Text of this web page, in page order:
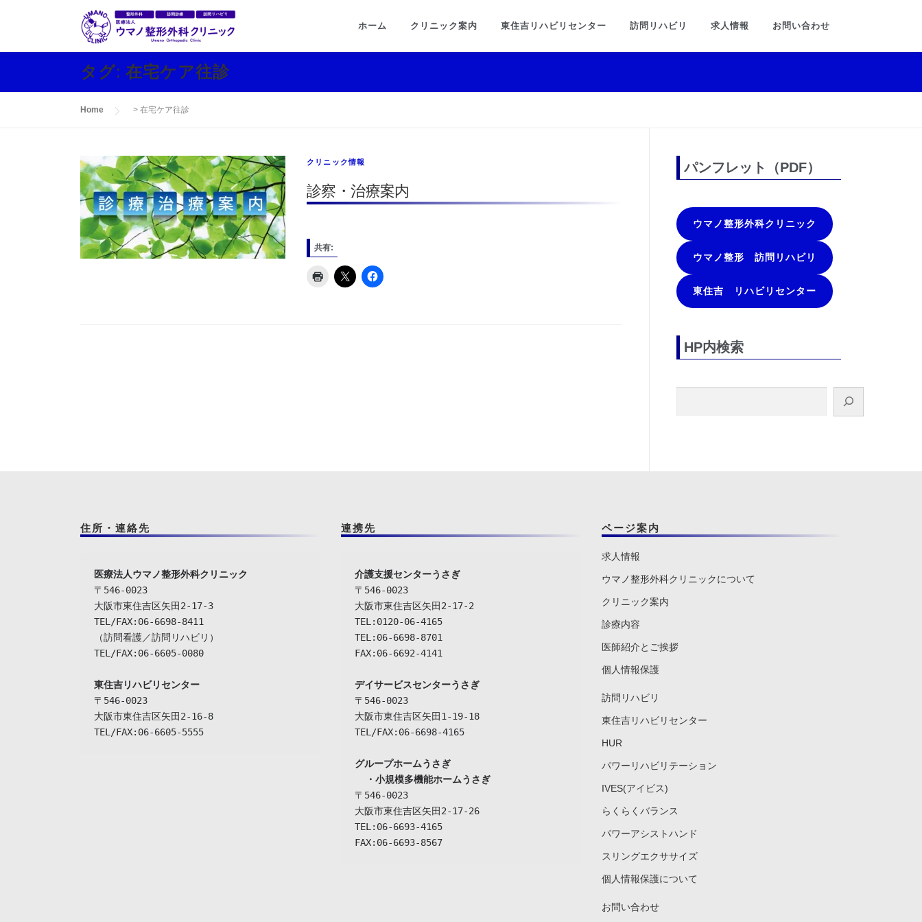
ホーム クリニック案内 東住吉リハビリセンター 訪問リハビリ 求人情報 お問い合わせ
タグ: 在宅ケア往診
Home > 在宅ケア往診
クリニック情報
診察・治療案内
共有:
パンフレット（PDF）
ウマノ整形外科クリニック
ウマノ整形 訪問リハビリ
東住吉 リハビリセンター
HP内検索
住所・連絡先
〒546-0023
大阪市東住吉区矢田2-17-3
TEL/FAX:06-6698-8411
（訪問看護／訪問リハビリ）
TEL/FAX:06-6605-0080
東住吉リハビリセンター
〒546-0023
大阪市東住吉区矢田2-16-8
TEL/FAX:06-6605-5555
連携先
介護支援センターうさぎ
〒546-0023
大阪市東住吉区矢田2-17-2
TEL:0120-06-4165
TEL:06-6698-8701
FAX:06-6692-4141
デイサービスセンターうさぎ
〒546-0023
大阪市東住吉区矢田1-19-18
TEL/FAX:06-6698-4165
グループホームうさぎ
  ・小規模多機能ホームうさぎ
〒546-0023
大阪市東住吉区矢田2-17-26
TEL:06-6693-4165
FAX:06-6693-8567
ページ案内
求人情報
ウマノ整形外科クリニックについて
クリニック案内
診療内容
医師紹介とご挨拶
個人情報保護
訪問リハビリ
東住吉リハビリセンター
HUR
パワーリハビリテーション
IVES(アイビス)
らくらくバランス
パワーアシストハンド
スリングエクササイズ
個人情報保護について
お問い合わせ